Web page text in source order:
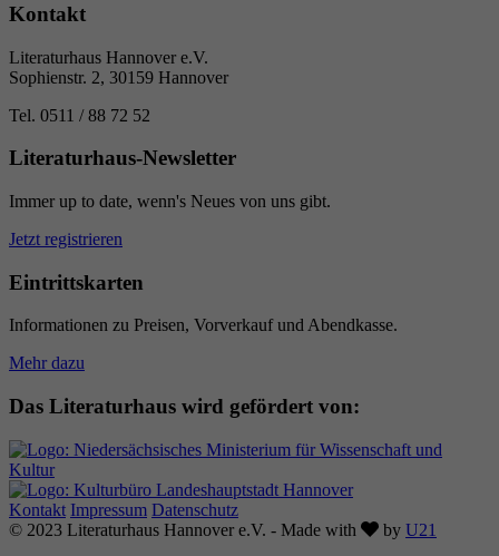
Kontakt
Literaturhaus Hannover e.V.
Sophienstr. 2, 30159 Hannover
Tel. 0511 / 88 72 52
Literaturhaus-Newsletter
Immer up to date, wenn's Neues von uns gibt.
Jetzt registrieren
Eintrittskarten
Informationen zu Preisen, Vorverkauf und Abendkasse.
Mehr dazu
Das Literaturhaus wird gefördert von:
Kontakt Impressum Datenschutz
© 2023 Literaturhaus Hannover e.V. - Made with
Love
by U21